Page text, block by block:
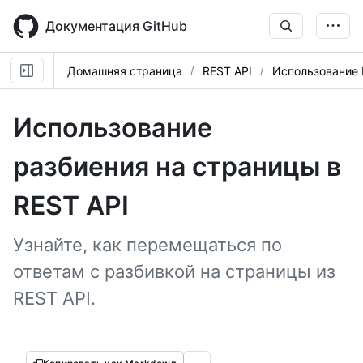
main
content
Документация GitHub
Домашняя страница REST API Использование
Использование
разбиения на страницы в
REST API
Узнайте, как перемещаться по
ответам с разбивкой на страницы из
REST API.